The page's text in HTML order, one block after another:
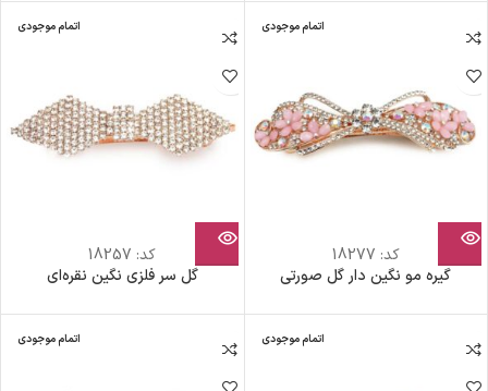
اتمام موجودی
کد: 18277
گیره مو نگین دار گل صورتی
اتمام موجودی
کد: 18257
گل سر فلزی نگین نقره‌ای
اتمام موجودی اتمام موجودی